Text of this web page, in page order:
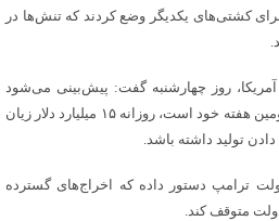
کشتی‌های یکدیگر وضع کردند که تنش‌ها در
روز چهارشنبه گفت: پیش‌بینی می‌شود
تعطیلی دولت فدرال که اکنون در دومین هفته خود است، روزانه ۱۵ میلیارد دلار زیان
تولید داشته باشد.
ترامپ دستور داده که اخراج‌های گسترده
متوقف کند.